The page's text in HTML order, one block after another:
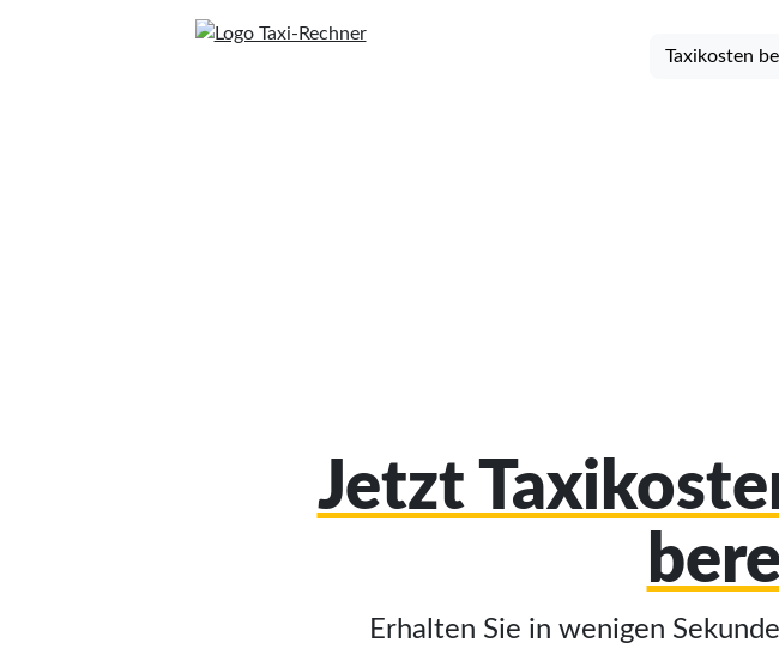
Taxikosten
Jetzt
Erhalten Sie in wenigen